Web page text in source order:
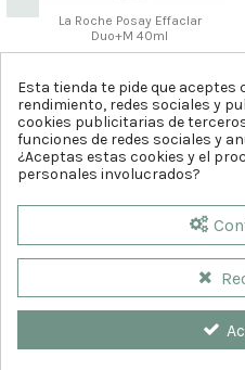
La Roche Posay Effaclar
Duo+M 40ml
Comprar
Esta tienda te pide que aceptes
rendimiento, redes sociales y
cookies publicitarias de
funciones de redes sociales y
¿Aceptas estas cookies y el
personales involucrados?